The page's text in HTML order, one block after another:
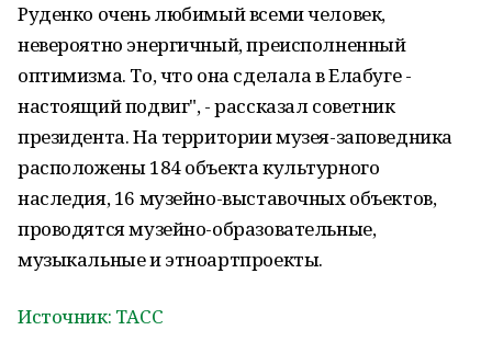
Руденко очень любимый всеми человек,
невероятно энергичный, преисполненный
оптимизма. То, что она сделала в Елабуге -
настоящий подвиг", - рассказал советник
президента. На территории музея-заповедника
расположены 184 объекта культурного
наследия, 16 музейно-выставочных объектов,
проводятся музейно-образовательные,
музыкальные и этноартпроекты.
Источник: ТАСС